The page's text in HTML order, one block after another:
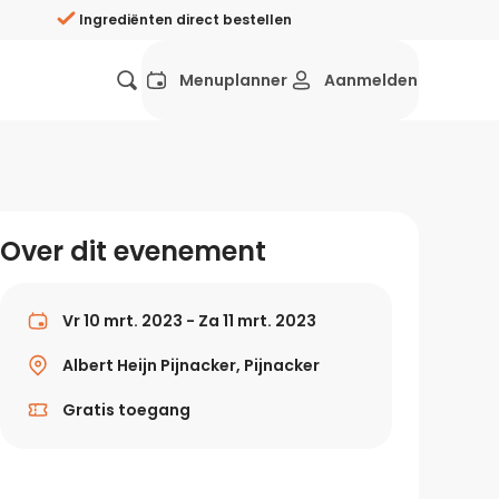
Ingrediënten direct bestellen
Wat eten we vandaag?
Gezonde recepten
Recepten avondeten
Menuplanner Aanmelden
Over dit evenement
Vr 10 mrt. 2023 - Za 11 mrt. 2023
Albert Heijn Pijnacker, Pijnacker
Gratis toegang